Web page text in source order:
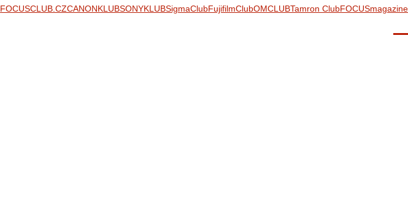
FOCUSCLUB.CZCANONKLUBSONYKLUBSigmaClubFujifilmClubOMCLUBTamron ClubFOCUSmagazine